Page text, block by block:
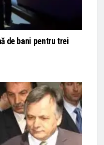
de bani pentru trei